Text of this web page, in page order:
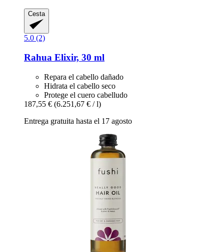
Cesta
5.0 (2)
Rahua Elixir, 30 ml
Repara el cabello dañado
Hidrata el cabello seco
Protege el cuero cabelludo
187,55 € (6.251,67 € / l)
Entrega gratuita hasta el 17 agosto